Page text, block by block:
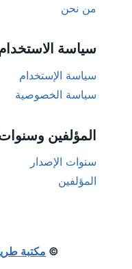
من نحن
سياسة
سياسة الإستخدام
سياسة الخصوصية
المؤلفين
سنوات الإصدار
المؤلفين
© مكتبة